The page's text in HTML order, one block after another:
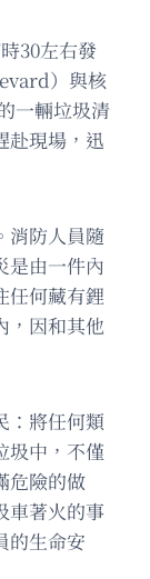
30左右發
）與核
一輛垃圾清
赴現場，迅
消防人員隨
是由一件內
任何藏有鋰
，因和其他
：將任何類
圾中，不僅
危險的做
車著火的事
的生命安